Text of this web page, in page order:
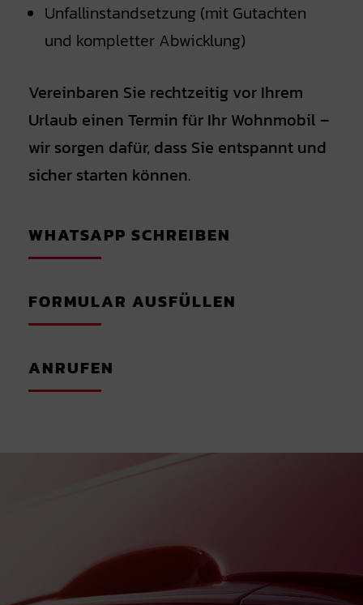
Unfallinstandsetzung (mit Gutachten
und kompletter Abwicklung)
Vereinbaren Sie rechtzeitig vor Ihrem
Urlaub einen Termin für Ihr Wohnmobil –
wir sorgen dafür, dass Sie entspannt und
sicher starten können.
WHATSAPP SCHREIBEN
FORMULAR AUSFÜLLEN
ANRUFEN